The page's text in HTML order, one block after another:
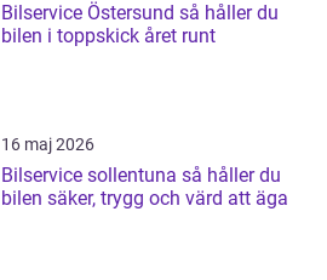
Bilservice Östersund så håller du
bilen i toppskick året runt
16 maj 2026
Bilservice sollentuna så håller du
bilen säker, trygg och värd att äga